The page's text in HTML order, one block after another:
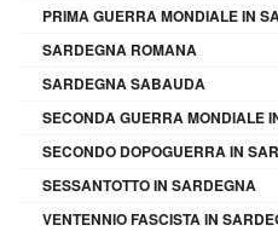
PRIMA GUERRA MONDIALE IN
SARDEGNA ROMANA
SARDEGNA SABAUDA
SECONDA GUERRA MONDIALE
SECONDO DOPOGUERRA IN
SESSANTOTTO IN SARDEGNA
VENTENNIO FASCISTA IN